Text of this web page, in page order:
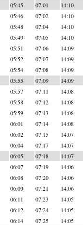
05:45 07:01 14:10
05:46 07:02 14:10
05:48 07:04 14:10
05:49 07:05 14:10
05:51 07:06 14:09
05:52 07:07 14:09
05:54 07:08 14:09
05:55 07:09 14:09
05:57 07:11 14:08
05:58 07:12 14:08
05:59 07:13 14:08
06:01 07:14 14:08
06:02 07:15 14:07
06:04 07:17 14:07
06:05 07:18 14:07
06:07 07:19 14:06
06:08 07:20 14:06
06:09 07:21 14:06
06:11 07:23 14:05
06:12 07:24 14:05
06:14 07:25 14:05